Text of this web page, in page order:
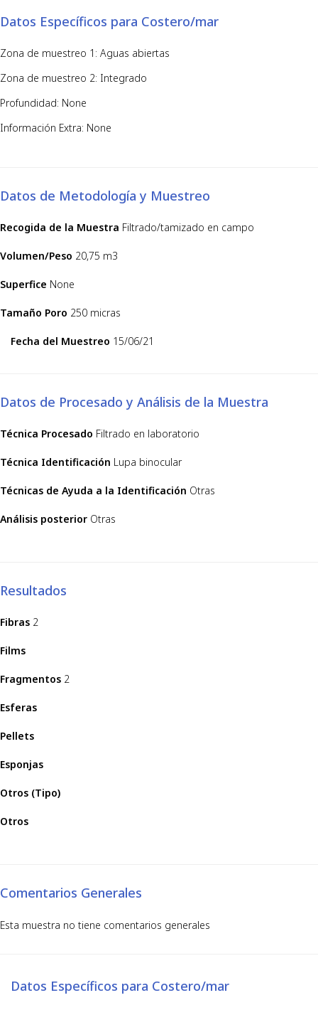
Datos Específicos para Costero/mar
Zona de muestreo 1: Aguas abiertas
Zona de muestreo 2: Integrado
Profundidad: None
Información Extra: None
Datos de Metodología y Muestreo
Recogida de la Muestra Filtrado/tamizado en campo
Volumen/Peso 20,75 m3
Superfice None
Tamaño Poro 250 micras
Fecha del Muestreo 15/06/21
Datos de Procesado y Análisis de la Muestra
Técnica Procesado Filtrado en laboratorio
Técnica Identificación Lupa binocular
Técnicas de Ayuda a la Identificación Otras
Análisis posterior Otras
Resultados
Fibras 2
Films
Fragmentos 2
Esferas
Pellets
Esponjas
Otros (Tipo)
Otros
Comentarios Generales
Esta muestra no tiene comentarios generales
Datos Específicos para Costero/mar